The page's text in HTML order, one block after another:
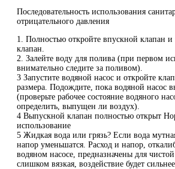
Последовательность использования
отрицательного давления
1. Полностью откройте впускной клапан и
клапан.
2. Залейте воду для полива (при первом
внимательно следите за поливом).
3 Запустите водяной насос и откройте
размера. Подождите, пока водяной насос
(проверьте рабочее состояние водяного
определить, выпущен ли воздух).
4 Выпускной клапан полностью открыт
использование
5 Жидкая вода или грязь? Если вода
напор уменьшатся. Расход и напор,
водяном насосе, предназначены для
слишком вязкая, воздействие будет сильнее.